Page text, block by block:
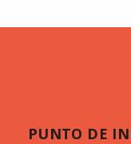
PUNTO DE